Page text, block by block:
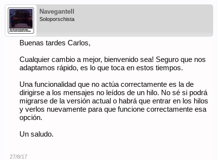
NaveganteII
Soloporschista
Buenas tardes Carlos,
Cualquier cambio a mejor, bienvenido sea! Seguro que nos
adaptamos rápido, es lo que toca en estos tiempos.
Una funcionalidad que no actúa correctamente es la de
dirigirse a los mensajes no leídos de un hilo. No sé si podrá
migrarse de la versión actual o habrá que entrar en los hilos
y verlos nuevamente para que funcione correctamente esa
opción.
Un saludo.
27/8/17